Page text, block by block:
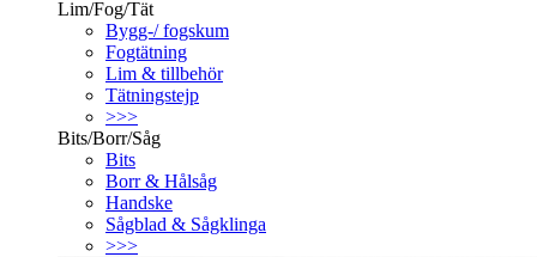
Lim/Fog/Tät
Bygg-/ fogskum
Fogtätning
Lim & tillbehör
Tätningstejp
>>>
Bits/Borr/Såg
Bits
Borr & Hålsåg
Handske
Sågblad & Sågklinga
>>>